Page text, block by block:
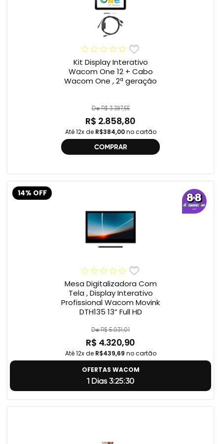
Kit Display Interativo
Wacom One 12 + Cabo
Wacom One , 2ª geração
De R$ 3.387,55
R$ 2.858,80
Até 12x de R$384,00no cartão
COMPRAR
14% OFF
Mesa Digitalizadora Com
Tela , Display Interativo
Profissional Wacom Movink
DTH135 13” Full HD
De R$ 5.031,01
R$ 4.320,90
Até 12x de R$439,69 no cartão
OFERTAS WACOM
1 Dias 3:25:29